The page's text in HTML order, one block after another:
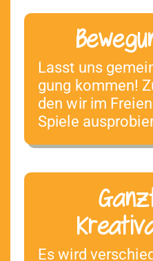
Lasst uns
gung kom­men!
den wir im
Spiele
Es wird